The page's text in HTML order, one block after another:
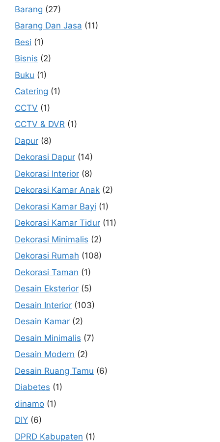
Barang (27)
Barang Dan Jasa (11)
Besi (1)
Bisnis (2)
Buku (1)
Catering (1)
CCTV (1)
CCTV & DVR (1)
Dapur (8)
Dekorasi Dapur (14)
Dekorasi Interior (8)
Dekorasi Kamar Anak (2)
Dekorasi Kamar Bayi (1)
Dekorasi Kamar Tidur (11)
Dekorasi Minimalis (2)
Dekorasi Rumah (108)
Dekorasi Taman (1)
Desain Eksterior (5)
Desain Interior (103)
Desain Kamar (2)
Desain Minimalis (7)
Desain Modern (2)
Desain Ruang Tamu (6)
Diabetes (1)
dinamo (1)
DIY (6)
DPRD Kabupaten (1)